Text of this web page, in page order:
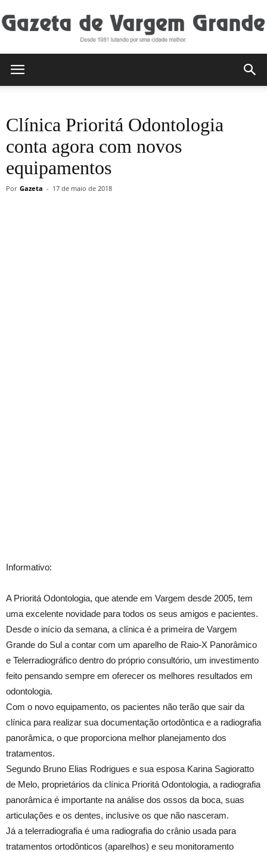
de
Clínica Prioritá Odontologia
conta agora com novos
equipamentos
Por Gazeta - 17 de maio de 2018
Informativo:
A Prioritá Odontologia, que atende em Vargem desde 2005, tem
uma excelente novidade para todos os seus amigos e pacientes.
Desde o início da semana, a clínica é a primeira de Vargem
Grande do Sul a contar com um aparelho de Raio-X Panorâmico
e Telerradiográfico dentro do próprio consultório, um investimento
feito pensando sempre em oferecer os melhores resultados em
odontologia.
Com o novo equipamento, os pacientes não terão que sair da
clínica para realizar sua documentação ortodôntica e a radiografia
panorâmica, o que proporciona melhor planejamento dos
tratamentos.
Segundo Bruno Elias Rodrigues e sua esposa Karina Sagioratto
de Melo, proprietários da clínica Prioritá Odontologia, a radiografia
panorâmica é importante na análise dos ossos da boca, suas
articulações e os dentes, inclusive os que não nasceram.
Já a telerradiografia é uma radiografia do crânio usada para
tratamentos ortodônticos (aparelhos) e seu monitoramento